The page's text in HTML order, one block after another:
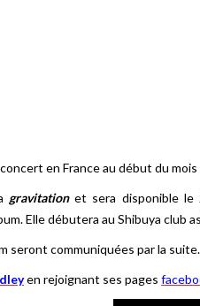
en France au début du
gravitationet sera disponible le
Elle débutera au Shibuya club
seront communiquées par la suite.
en rejoignant ses pages